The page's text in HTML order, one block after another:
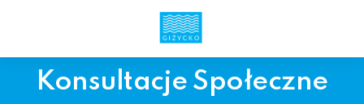
Konsultacje Społeczne